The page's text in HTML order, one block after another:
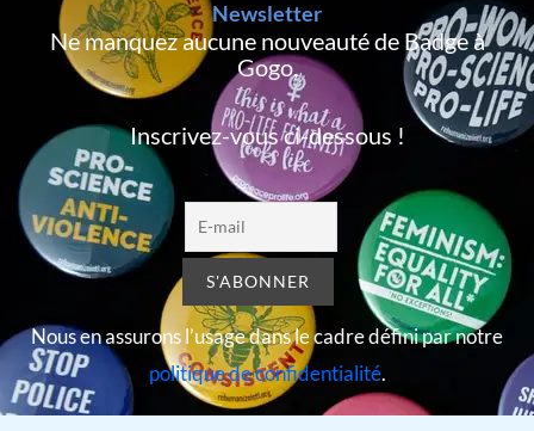
Newsletter
Ne manquez aucune nouveauté de Badge à
Gogo,
Inscrivez-vous ci-dessous !
Nous en assurons l’usage dans le cadre défini par notre
politique de confidentialité.